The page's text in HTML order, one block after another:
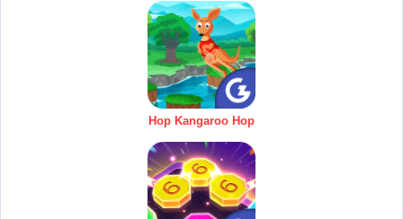
Hop Kangaroo Hop